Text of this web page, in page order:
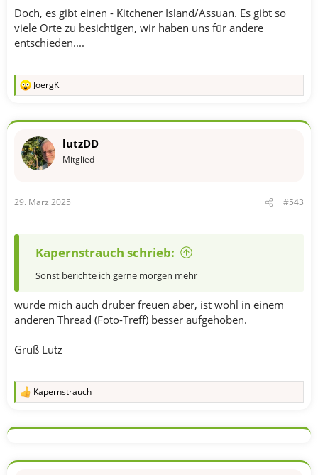
Doch, es gibt einen - Kitchener Island/Assuan. Es gibt so
viele Orte zu besichtigen, wir haben uns für andere
entschieden....
R
k
o
:
JoergK
lutzDD
Mitglied
29. März 2025 #543
Kapernstrauch schrieb:
Sonst berichte ich gerne morgen mehr
würde mich auch drüber freuen aber, ist wohl in einem
anderen Thread (Foto-Treff) besser aufgehoben.
Gruß Lutz
R
k
o
Kapernstrauch